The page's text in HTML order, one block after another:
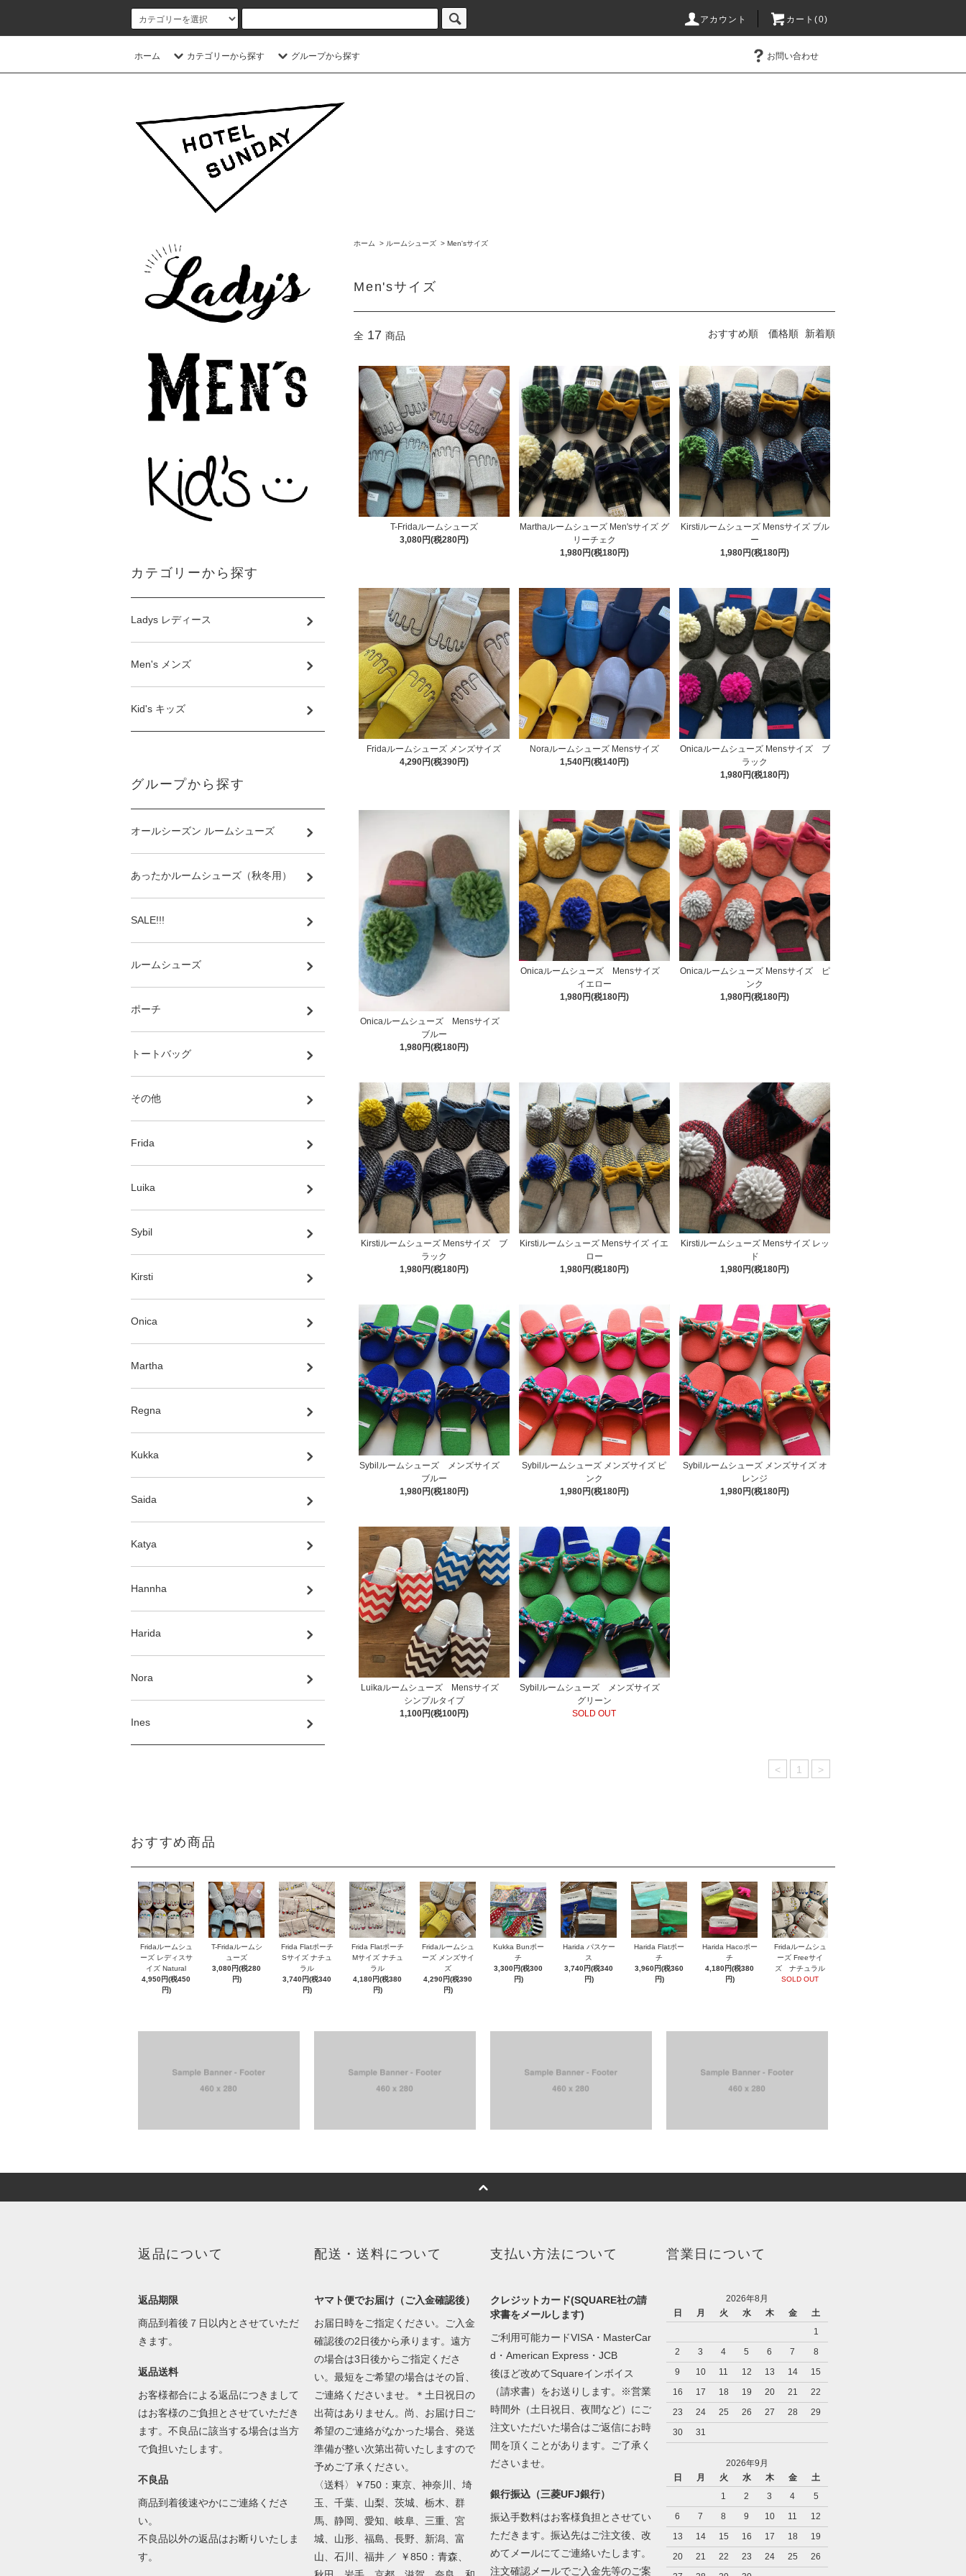
アカウント カート(0)
ホーム カテゴリーから探す グループから探す お問い合わせ
ホーム > ルームシューズ > Men'sサイズ
Men'sサイズ
全 17 商品 おすすめ順 価格順 新着順
T-Fridaルームシューズ
3,080円(税280円)
Marthaルームシューズ Men'sサイズ グ
リーチェク
1,980円(税180円)
Kirstiルームシューズ Mensサイズ ブル
ー
1,980円(税180円)
Fridaルームシューズ メンズサイズ
4,290円(税390円)
Noraルームシューズ Mensサイズ
1,540円(税140円)
Onicaルームシューズ Mensサイズ ブ
ラック
1,980円(税180円)
Onicaルームシューズ Mensサイズ
ブルー
1,980円(税180円)
Onicaルームシューズ Mensサイズ
イエロー
1,980円(税180円)
Onicaルームシューズ Mensサイズ ピ
ンク
1,980円(税180円)
Kirstiルームシューズ Mensサイズ ブ
ラック
1,980円(税180円)
Kirstiルームシューズ Mensサイズ イエ
ロー
1,980円(税180円)
Kirstiルームシューズ Mensサイズ レッ
ド
1,980円(税180円)
Sybilルームシューズ メンズサイズ
ブルー
1,980円(税180円)
Sybilルームシューズ メンズサイズ ピ
ンク
1,980円(税180円)
Sybilルームシューズ メンズサイズ オ
レンジ
1,980円(税180円)
Luikaルームシューズ Mensサイズ
シンプルタイプ
1,100円(税100円)
Sybilルームシューズ メンズサイズ
グリーン
SOLD OUT
< 1 >
カテゴリーから探す
Ladys レディース
Men's メンズ
Kid's キッズ
グループから探す
オールシーズン ルームシューズ
あったかルームシューズ（秋冬用）
SALE!!!
ルームシューズ
ポーチ
トートバッグ
その他
Frida
Luika
Sybil
Kirsti
Onica
Martha
Regna
Kukka
Saida
Katya
Hannha
Harida
Nora
Ines
おすすめ商品
Fridaルームシュ
ーズ レディスサ
イズ Natural
4,950円(税450
円)
T-Fridaルームシ
ューズ
3,080円(税280
円)
Frida Flatポーチ
Sサイズ ナチュ
ラル
3,740円(税340
円)
Frida Flatポーチ
Mサイズ ナチュ
ラル
4,180円(税380
円)
Fridaルームシュ
ーズ メンズサイ
ズ
4,290円(税390
円)
Kukka Bunポー
チ
3,300円(税300
円)
Harida パスケー
ス
3,740円(税340
円)
Harida Flatポー
チ
3,960円(税360
円)
Harida Hacoポー
チ
4,180円(税380
円)
Fridaルームシュ
ーズ Freeサイ
ズ ナチュラル
SOLD OUT
返品について
返品期限
商品到着後７日以内とさせていただ
きます。
返品送料
お客様都合による返品につきまして
はお客様のご負担とさせていただき
ます。不良品に該当する場合は当方
で負担いたします。
不良品
商品到着後速やかにご連絡くださ
い。
不良品以外の返品はお断りいたしま
す。
配送・送料について
ヤマト便でお届け（ご入金確認後）
お届日時をご指定ください。ご入金
確認後の2日後から承ります。遠方
の場合は3日後からご指定くださ
い。最短をご希望の場合はその旨、
ご連絡くださいませ。＊土日祝日の
出荷はありません。尚、お届け日ご
希望のご連絡がなかった場合、発送
準備が整い次第出荷いたしますので
予めご了承ください。
〈送料〉￥750：東京、神奈川、埼
玉、千葉、山梨、茨城、栃木、群
馬、静岡、愛知、岐阜、三重、宮
城、山形、福島、長野、新潟、富
山、石川、福井 ／ ￥850：青森、
支払い方法について
クレジットカード(SQUARE社の請
求書をメールします)
ご利用可能カードVISA・MasterCar
d・American Express・JCB
後ほど改めてSquareインボイス
（請求書）をお送りします。※営業
時間外（土日祝日、夜間など）にご
注文いただいた場合はご返信にお時
間を頂くことがあります。ご了承く
ださいませ。
銀行振込（三菱UFJ銀行）
振込手数料はお客様負担とさせてい
ただきます。振込先はご注文後、改
めてメールにてご連絡いたします。
注文確認メールでご入金先等のご案
営業日について
2026年8月
日
月 火 水 木 金
土
1
2
3 4 5 6 7
8
9
10 11 12 13 14
15
16
17 18 19 20 21
22
23
24 25 26 27 28
29
30
31
2026年9月
日
月 火 水 木 金
土
1
2 3 4
5
6
7 8 9 10 11
12
13
14 15 16 17 18
19
20
21 22 23 24 25
26